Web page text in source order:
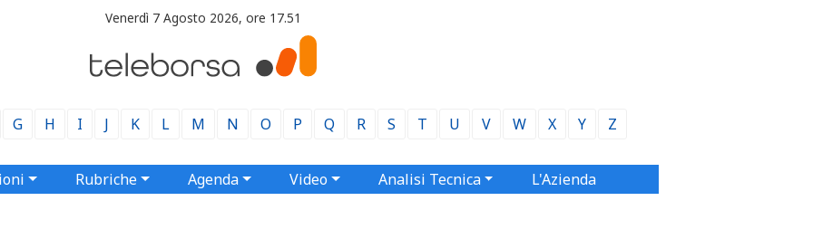
Venerdì 7 Agosto 2026, ore 17.51
G H I J K L M N O P Q R S T U V W X Y Z
Rubriche Agenda Video Analisi Tecnica L'Azienda